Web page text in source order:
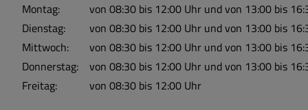
Montag:
von 08:30 bis 12:00 Uhr und von 13:00 bis
Dienstag:
von 08:30 bis 12:00 Uhr und von 13:00 bis
Mittwoch:
von 08:30 bis 12:00 Uhr und von 13:00 bis
Donnerstag:
von 08:30 bis 12:00 Uhr und von 13:00 bis
Freitag:
von 08:30 bis 12:00 Uhr